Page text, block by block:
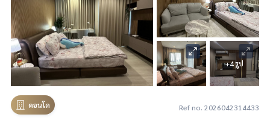
+4 รูป
คอนโด Ref no. 2026042314433